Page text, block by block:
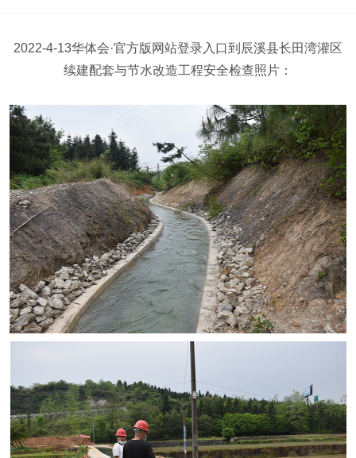
2022-4-13华体会·官方版网站登录入口到辰溪县长田湾灌区
续建配套与节水改造工程安全检查照片：